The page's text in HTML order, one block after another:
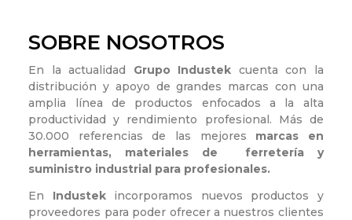
SOBRE NOSOTROS
En la actualidad Grupo Industek cuenta con la
distribución y apoyo de grandes marcas con una
amplia línea de productos enfocados a la alta
productividad y rendimiento profesional. Más de
30.000 referencias de las mejores marcas en
herramientas, materiales de ferretería y
suministro industrial para profesionales.
En Industekincorporamos nuevos productos y
proveedores para poder ofrecer a nuestros clientes